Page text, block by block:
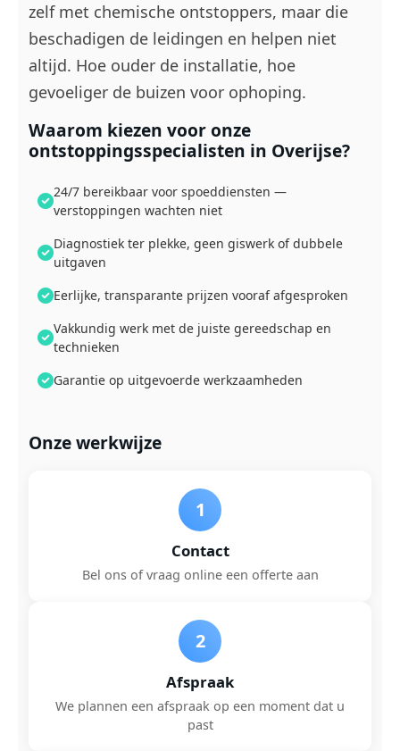
zelf met chemische ontstoppers, maar die
beschadigen de leidingen en helpen niet
altijd. Hoe ouder de installatie, hoe
gevoeliger de buizen voor ophoping.
Waarom kiezen voor onze
ontstoppingsspecialisten in Overijse?
24/7 bereikbaar voor spoeddiensten —
verstoppingen wachten niet
Diagnostiek ter plekke, geen giswerk of dubbele
uitgaven
Eerlijke, transparante prijzen vooraf afgesproken
Vakkundig werk met de juiste gereedschap en
technieken
Garantie op uitgevoerde werkzaamheden
Onze werkwijze
1
Contact
Bel ons of vraag online een offerte aan
2
Afspraak
We plannen een afspraak op een moment dat u
past